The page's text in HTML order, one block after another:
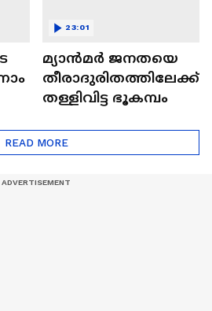
മ്യാൻമർ ജനതയെ
തീരാദുരിതത്തിലേക്ക്
തള്ളിവിട്ട ഭൂകമ്പം
23:01
READ MORE